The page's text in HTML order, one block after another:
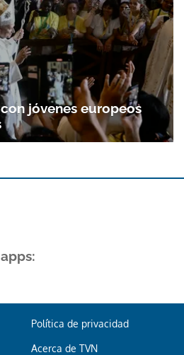
a nuestro boletín.
jóvenes europeos
Política de privacidad
Acerca de TVN